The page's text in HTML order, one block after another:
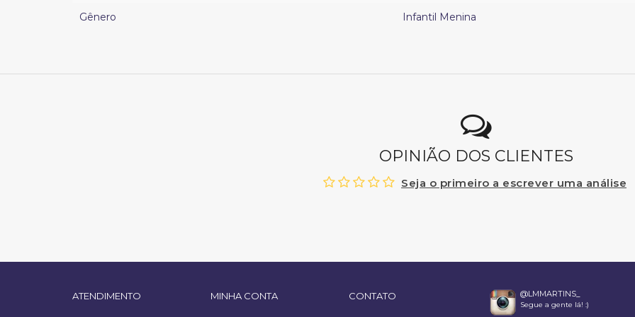
Gênero Infantil Menina
OPINIÃO DOS CLIENTES
Seja o primeiro a escrever uma análise
ATENDIMENTO MINHA CONTA CONTATO @LMMARTINS_
Segue a gente lá! :)